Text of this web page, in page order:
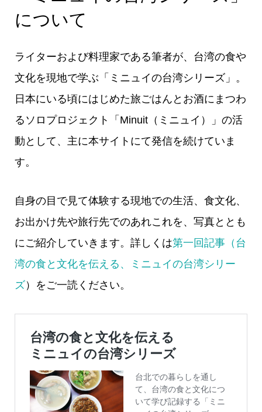
について
ライターおよび料理家である筆者が、台湾の食や
文化を現地で学ぶ「ミニュイの台湾シリーズ」。
日本にいる頃にはじめた旅ごはんとお酒にまつわ
るソロプロジェクト「Minuit（ミニュイ）」の活
動として、主に本サイトにて発信を続けていま
す。
自身の目で見て体験する現地での生活、食文化、
お出かけ先や旅行先でのあれこれを、写真ととも
にご紹介していきます。詳しくは第一回記事（台
湾の食と文化を伝える、ミニュイの台湾シリー
ズ）をご一読ください。